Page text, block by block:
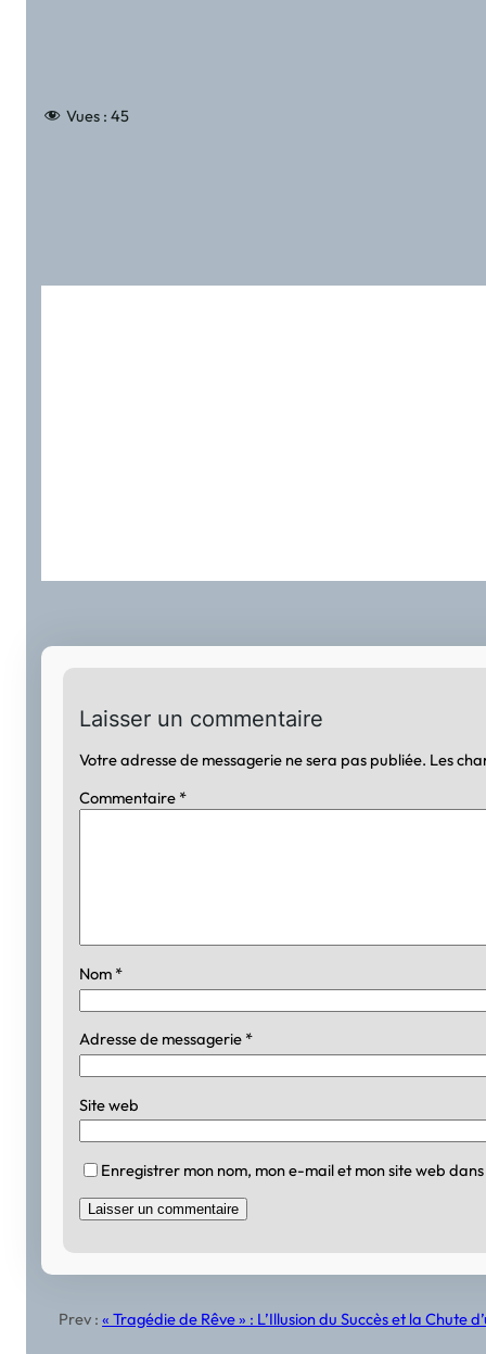
Vues : 45
Laisser un commentaire
Votre adresse de messagerie ne sera pas publiée. Les
Commentaire *
Nom *
Adresse de messagerie *
Site web
Enregistrer mon nom, mon e-mail et mon site web
Prev :« Tragédie de Rêve » : L’Illusion du Succès et la Chute